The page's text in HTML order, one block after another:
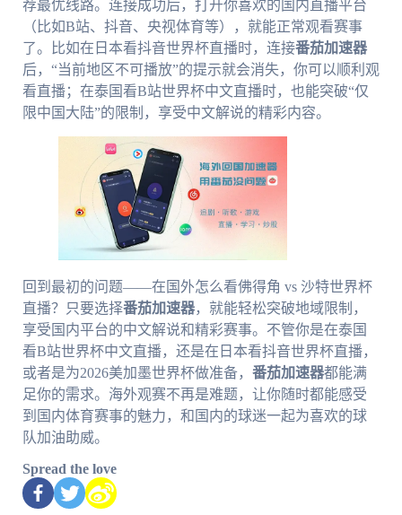
荐最优线路。连接成功后，打开你喜欢的国内直播平台
（比如B站、抖音、央视体育等），就能正常观看赛事
了。比如在日本看抖音世界杯直播时，连接番茄加速器
后，“当前地区不可播放”的提示就会消失，你可以顺利观
看直播；在泰国看B站世界杯中文直播时，也能突破“仅
限中国大陆”的限制，享受中文解说的精彩内容。
回到最初的问题——在国外怎么看佛得角 vs 沙特世界杯
直播？只要选择番茄加速器，就能轻松突破地域限制，
享受国内平台的中文解说和精彩赛事。不管你是在泰国
看B站世界杯中文直播，还是在日本看抖音世界杯直播，
或者是为2026美加墨世界杯做准备， 番茄加速器都能满
足你的需求。海外观赛不再是难题，让你随时都能感受
到国内体育赛事的魅力，和国内的球迷一起为喜欢的球
队加油助威。
Spread the love